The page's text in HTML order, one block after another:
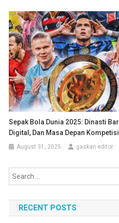
Sepak Bola Dunia 2025: Dinasti
Digital, Dan Masa Depan Kompetisi
August 31, 2025 gaskan editor
RECENT POSTS